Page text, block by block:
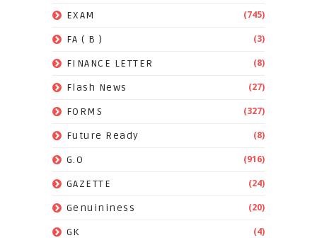
EXAM (745)
FA ( B ) (3)
FINANCE LETTER (8)
Flash News (27)
FORMS (327)
Future Ready (8)
G.O (916)
GAZETTE (24)
Genuininess (20)
GK (4)